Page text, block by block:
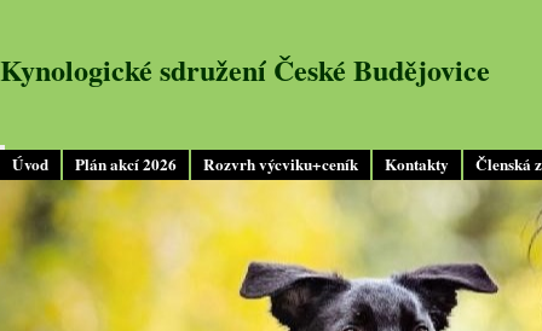
Úvod Plán akcí 2026 Rozvrh výcviku+ceník Kontakty Členská
Kynologické sdružení České Budějovice